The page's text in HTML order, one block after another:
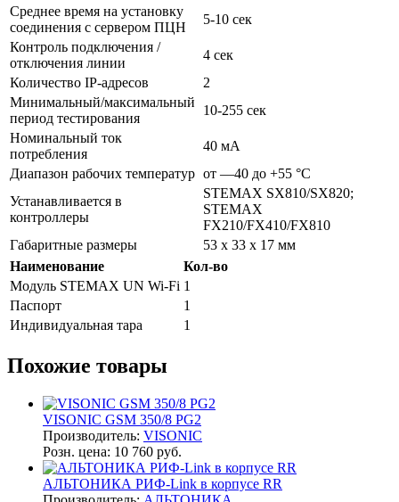
Среднее время на установку
соединения с сервером ПЦН
5-10 сек
Контроль подключения /
отключения линии
4 сек
Количество IP-адресов
2
Минимальный/максимальный
период тестирования
10-255 сек
Номинальный ток
потребления
40 мА
Диапазон рабочих температур от —40 до +55 °С
Устанавливается в
контроллеры
STEMAX SX810/SX820;
STEMAX
FX210/FX410/FX810
Габаритные размеры
53 х 33 х 17 мм
Наименование
Кол-во
Модуль STEMAX UN Wi-Fi 1
Паспорт
1
Индивидуальная тара
1
Похожие товары
VISONIC GSM 350/8 PG2
Производитель: VISONIC
Розн. цена: 10 760 руб.
АЛЬТОНИКА РИФ-Link в корпусе RR